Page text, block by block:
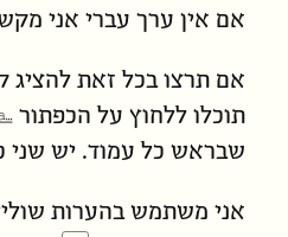
אם אין ערך עברי אני
אם תרצו בכל זאת להציג
תוכלו ללחוץ על הכפתור
שבראש כל עמוד. יש שני
אני משתמש בהערות